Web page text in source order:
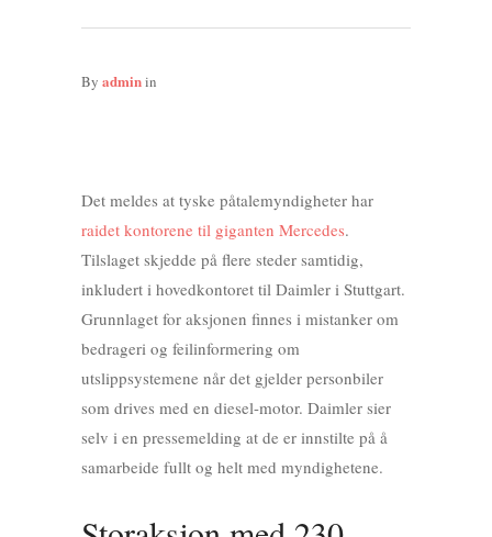
By adminin
Det meldes at tyske påtalemyndigheter har
raidet kontorene til giganten Mercedes.
Tilslaget skjedde på flere steder samtidig,
inkludert i hovedkontoret til Daimler i Stuttgart.
Grunnlaget for aksjonen finnes i mistanker om
bedrageri og feilinformering om
utslippsystemene når det gjelder personbiler
som drives med en diesel-motor. Daimler sier
selv i en pressemelding at de er innstilte på å
samarbeide fullt og helt med myndighetene.